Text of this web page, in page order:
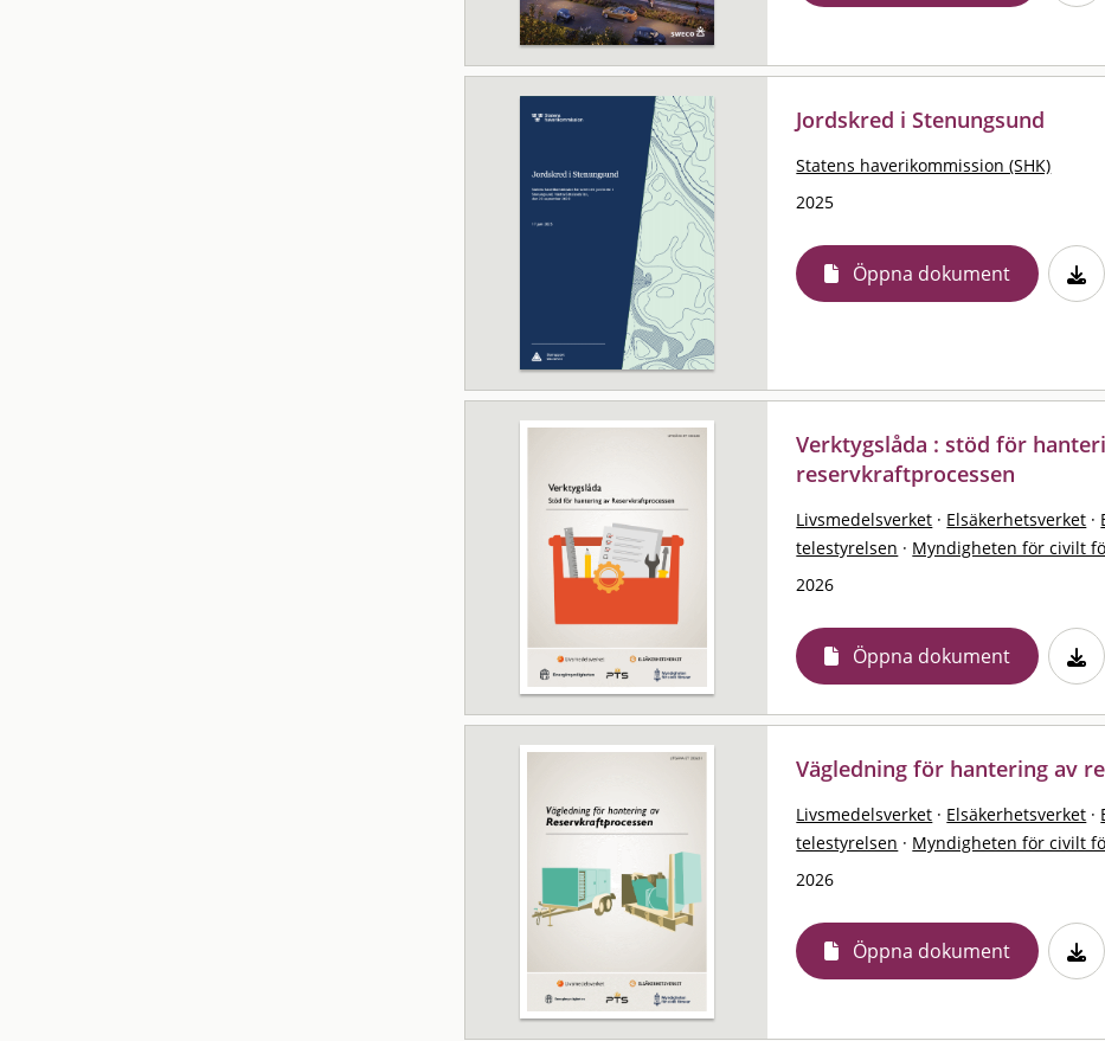
Jordskred i Stenungsund
Statens haverikommission (SHK)
2025
Öppna dokument
Verktygslåda : stöd för
reservkraftprocessen
Livsmedelsverket · Elsäkerhetsverket ·
telestyrelsen · Myndigheten för civilt
2026
Öppna dokument
Vägledning för hantering av
Livsmedelsverket · Elsäkerhetsverket ·
telestyrelsen · Myndigheten för civilt
2026
Öppna dokument